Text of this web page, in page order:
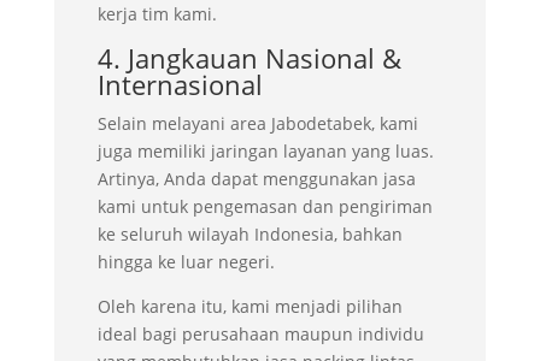
kerja tim kami.
4. Jangkauan Nasional &
Internasional
Selain melayani area Jabodetabek, kami
juga memiliki jaringan layanan yang luas.
Artinya, Anda dapat menggunakan jasa
kami untuk pengemasan dan pengiriman
ke seluruh wilayah Indonesia, bahkan
hingga ke luar negeri.
Oleh karena itu, kami menjadi pilihan
ideal bagi perusahaan maupun individu